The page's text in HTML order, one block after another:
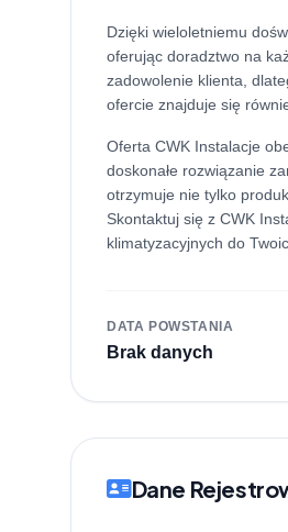
Dzięki wieloletniemu
oferując doradztwo na
zadowolenie klienta,
ofercie znajduje się
Oferta CWK Instalacje
doskonałe rozwiązanie
otrzymuje nie tylko
Skontaktuj się z CWK
klimatyzacyjnych do
DATA POWSTANIA
Brak danych
Dane